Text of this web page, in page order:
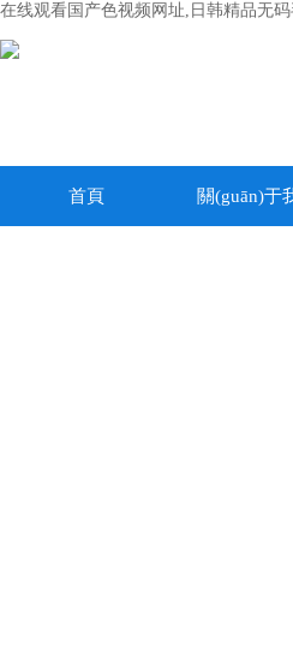
在线观看国产色视频网址,日韩精品无
首頁 關(guān)于